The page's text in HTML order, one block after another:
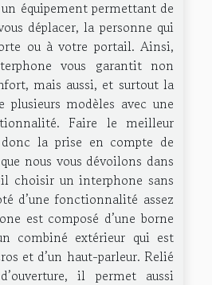
équipement permettant de
déplacer, la personne qui
ou à votre portail. Ainsi,
vous garantit non
mais aussi, et surtout la
plusieurs modèles avec une
Faire le meilleur
la prise en compte de
nous vous dévoilons dans
choisir un interphone sans
d’une fonctionnalité assez
est composé d’une borne
combiné extérieur qui est
et d’un haut-parleur. Relié
il permet aussi